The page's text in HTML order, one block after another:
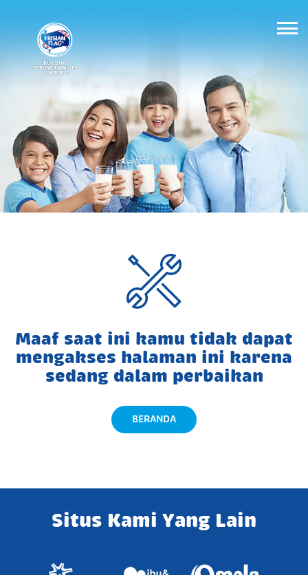
BUILDING
STRONG FAMILIES
SINCE 1871
Maaf saat ini kamu tidak dapat
mengakses halaman ini karena
sedang dalam perbaikan
BERANDA
Situs Kami Yang Lain